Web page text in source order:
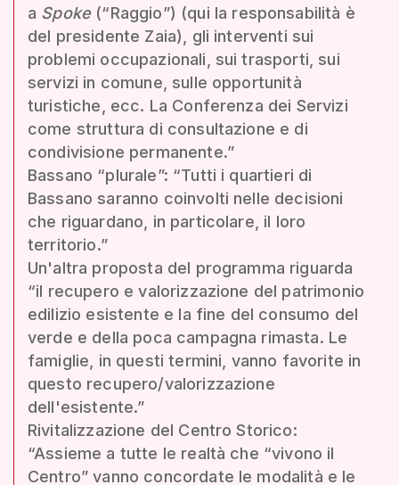
a Spoke(“Raggio”) (qui la responsabilità è
del presidente Zaia), gli interventi sui
problemi occupazionali, sui trasporti, sui
servizi in comune, sulle opportunità
turistiche, ecc. La Conferenza dei Servizi
come struttura di consultazione e di
condivisione permanente.”
Bassano “plurale”: “Tutti i quartieri di
Bassano saranno coinvolti nelle decisioni
che riguardano, in particolare, il loro
territorio.”
Un'altra proposta del programma riguarda
“il recupero e valorizzazione del patrimonio
edilizio esistente e la fine del consumo del
verde e della poca campagna rimasta. Le
famiglie, in questi termini, vanno favorite in
questo recupero/valorizzazione
dell'esistente.”
Rivitalizzazione del Centro Storico:
“Assieme a tutte le realtà che “vivono il
Centro” vanno concordate le modalità e le